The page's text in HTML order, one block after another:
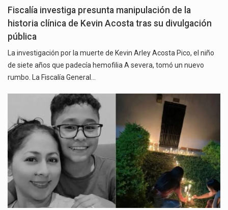
Fiscalía investiga presunta manipulación de la
historia clínica de Kevin Acosta tras su divulgación
pública
La investigación por la muerte de Kevin Arley Acosta Pico, el niño
de siete años que padecía hemofilia A severa, tomó un nuevo
rumbo. La Fiscalía General…